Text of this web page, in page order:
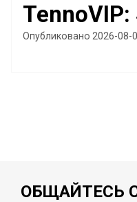
Опубликовано 2026-08-
ОБЩАЙТЕСЬ